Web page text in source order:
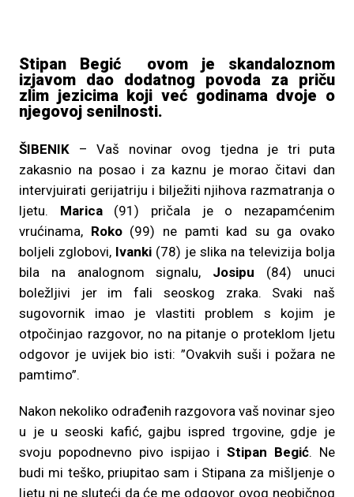
Stipan Begić ovom je skandaloznom
izjavom dao dodatnog povoda za priču
zlim jezicima koji već godinama dvoje o
njegovoj senilnosti.
ŠIBENIK – Vaš novinar ovog tjedna je tri puta
zakasnio na posao i za kaznu je morao čitavi dan
intervjuirati gerijatriju i bilježiti njihova razmatranja o
ljetu. Marica(91) pričala je o nezapamćenim
vrućinama, Roko(99) ne pamti kad su ga ovako
boljeli zglobovi, Ivanki (78) je slika na televizija bolja
bila na analognom signalu, Josipu (84) unuci
boležljivi jer im fali seoskog zraka. Svaki naš
sugovornik imao je vlastiti problem s kojim je
otpočinjao razgovor, no na pitanje o proteklom ljetu
odgovor je uvijek bio isti: ”Ovakvih suši i požara ne
pamtimo”.
Nakon nekoliko odrađenih razgovora vaš novinar sjeo
u je u seoski kafić, gajbu ispred trgovine, gdje je
svoju popodnevno pivo ispijao iStipan Begić. Ne
budi mi teško, priupitao sam i Stipana za mišljenje o
ljetu ni ne sluteći da će me odgovor ovog neobičnog